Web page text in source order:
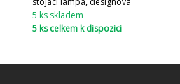
5 ks skladem
5 ks celkem k dispozici